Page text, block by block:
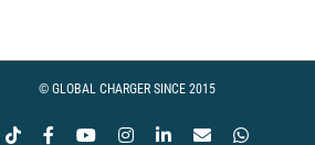
© GLOBAL CHARGER SINCE 2015
Tiktok FacebookYouTubeInstagramLinkedIn
EmailWhatsApp